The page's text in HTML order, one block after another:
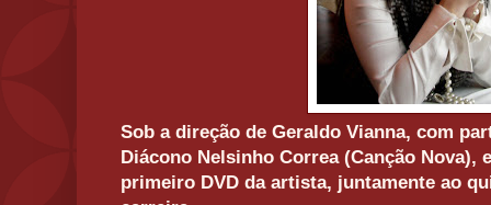
Sob a direção de Geraldo Vianna, com
Diácono Nelsinho Correa (Canção Nova),
primeiro DVD da artista, juntamente ao